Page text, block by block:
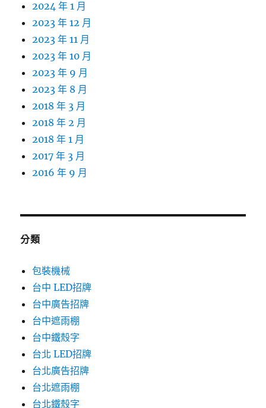
2024 年 1 月
2023 年 12 月
2023 年 11 月
2023 年 10 月
2023 年 9 月
2023 年 8 月
2018 年 3 月
2018 年 2 月
2018 年 1 月
2017 年 3 月
2016 年 9 月
分類
包裝機械
台中 LED招牌
台中廣告招牌
台中遮雨棚
台中鐵殼字
台北 LED招牌
台北廣告招牌
台北遮雨棚
台北鐵殼字